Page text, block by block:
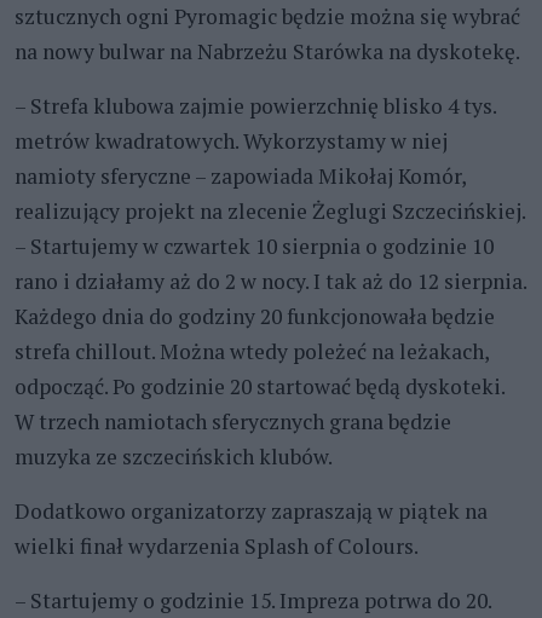
sztucznych ogni Pyromagic będzie można się wybrać
na nowy bulwar na Nabrzeżu Starówka na dyskotekę.
– Strefa klubowa zajmie powierzchnię blisko 4 tys.
metrów kwadratowych. Wykorzystamy w niej
namioty sferyczne – zapowiada Mikołaj Komór,
realizujący projekt na zlecenie Żeglugi Szczecińskiej.
– Startujemy w czwartek 10 sierpnia o godzinie 10
rano i działamy aż do 2 w nocy. I tak aż do 12 sierpnia.
Każdego dnia do godziny 20 funkcjonowała będzie
strefa chillout. Można wtedy poleżeć na leżakach,
odpocząć. Po godzinie 20 startować będą dyskoteki.
W trzech namiotach sferycznych grana będzie
muzyka ze szczecińskich klubów.
Dodatkowo organizatorzy zapraszają w piątek na
wielki finał wydarzenia Splash of Colours.
– Startujemy o godzinie 15. Impreza potrwa do 20.